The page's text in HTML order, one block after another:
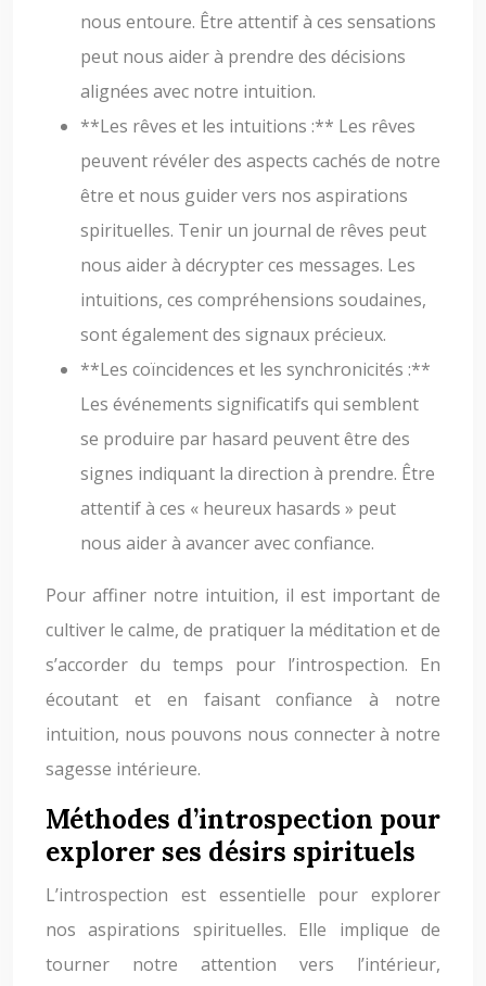
nous entoure. Être attentif à ces sensations
peut nous aider à prendre des décisions
alignées avec notre intuition.
**Les rêves et les intuitions :** Les rêves
peuvent révéler des aspects cachés de notre
être et nous guider vers nos aspirations
spirituelles. Tenir un journal de rêves peut
nous aider à décrypter ces messages. Les
intuitions, ces compréhensions soudaines,
sont également des signaux précieux.
**Les coïncidences et les synchronicités :**
Les événements significatifs qui semblent
se produire par hasard peuvent être des
signes indiquant la direction à prendre. Être
attentif à ces « heureux hasards » peut
nous aider à avancer avec confiance.
Pour affiner notre intuition, il est important de
cultiver le calme, de pratiquer la méditation et de
s’accorder du temps pour l’introspection. En
écoutant et en faisant confiance à notre
intuition, nous pouvons nous connecter à notre
sagesse intérieure.
Méthodes d’introspection pour
explorer ses désirs spirituels
L’introspection est essentielle pour explorer
nos aspirations spirituelles. Elle implique de
tourner notre attention vers l’intérieur,